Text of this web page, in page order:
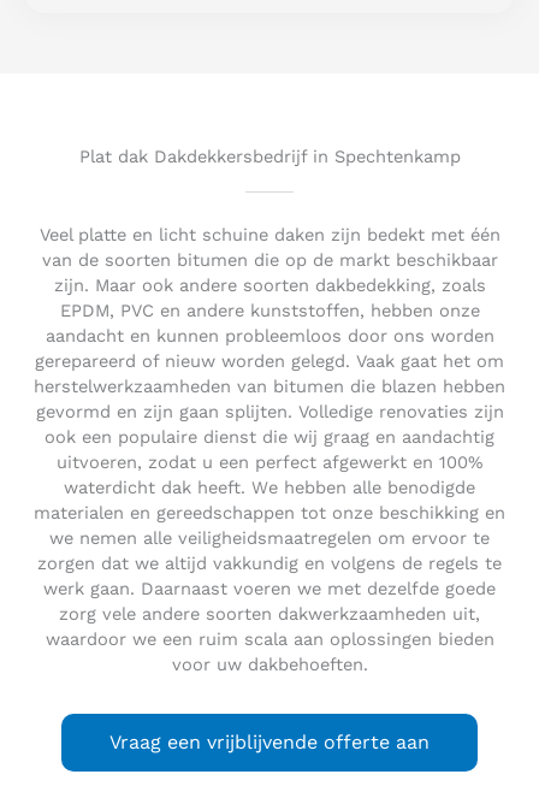
Plat dak Dakdekkersbedrijf in Spechtenkamp
Veel platte en licht schuine daken zijn bedekt met één
van de soorten bitumen die op de markt beschikbaar
zijn. Maar ook andere soorten dakbedekking, zoals
EPDM, PVC en andere kunststoffen, hebben onze
aandacht en kunnen probleemloos door ons worden
gerepareerd of nieuw worden gelegd. Vaak gaat het om
herstelwerkzaamheden van bitumen die blazen hebben
gevormd en zijn gaan splijten. Volledige renovaties zijn
ook een populaire dienst die wij graag en aandachtig
uitvoeren, zodat u een perfect afgewerkt en 100%
waterdicht dak heeft. We hebben alle benodigde
materialen en gereedschappen tot onze beschikking en
we nemen alle veiligheidsmaatregelen om ervoor te
zorgen dat we altijd vakkundig en volgens de regels te
werk gaan. Daarnaast voeren we met dezelfde goede
zorg vele andere soorten dakwerkzaamheden uit,
waardoor we een ruim scala aan oplossingen bieden
voor uw dakbehoeften.
Vraag een vrijblijvende offerte aan